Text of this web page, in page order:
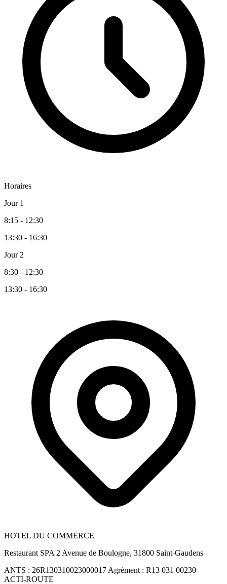
Horaires
Jour 1
8:15 - 12:30
13:30 - 16:30
Jour 2
8:30 - 12:30
13:30 - 16:30
HOTEL DU COMMERCE
Restaurant SPA 2 Avenue de Boulogne, 31800 Saint-Gaudens
ANTS : 26R130310023000017 Agrément : R13 031 00230
ACTI-ROUTE